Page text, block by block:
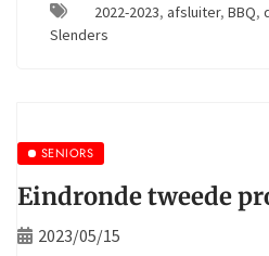
2022-2023, afsluiter, BBQ,
Slenders
SENIORS
Eindronde tweede
2023/05/15